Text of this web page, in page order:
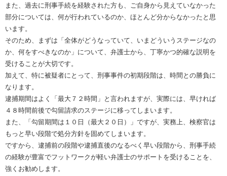
また、過去に刑事手続を経験された方も、ご自身から見えていなかった
部分については、何が行われているのか、ほとんど分からなかったと思
います。
そのため、まずは「全体がどうなっていて、いまどういうステージなの
か、何をすべきなのか」について、弁護士から、丁寧かつ的確な説明を
受けることが大切です。
加えて、特に被疑者にとって、刑事事件の初期段階は、時間との勝負に
なります。
逮捕期間はよく「最大７２時間」と言われますが、実際には、早ければ
４８時間前後で勾留請求のステージに移ってしまいます。
また、「勾留期間は１０日（最大２０日）」ですが、実務上、検察官は
もっと早い段階で処分方針を固めてしまいます。
ですから、逮捕前の段階や逮捕直後のなるべく早い段階から、刑事手続
の経験が豊富でフットワークが軽い弁護士のサポートを受けることを、
強くお勧めします。